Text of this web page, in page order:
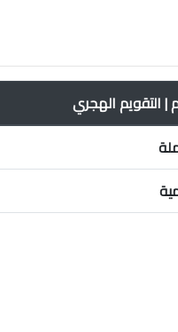
| التقويم الهجري